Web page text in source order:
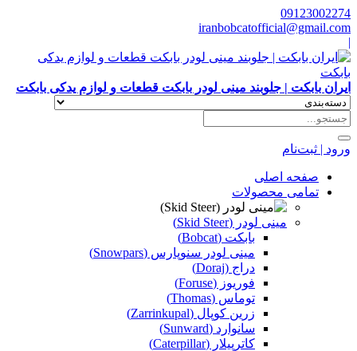
09123002274
iranbobcatofficial@gmail.com
|
ایران بابکت | جلوبند مینی لودر بابکت قطعات و لوازم یدکی بابکت
ورود | ثبت‌نام
صفحه اصلی
تمامی محصولات
مینی لودر (Skid Steer)
بابکت (Bobcat)
مینی لودر سنوپارس (Snowpars)
دراج (Doraj)
فوریوز (Foruse)
توماس (Thomas)
زرین کوپال (Zarrinkupal)
سانوارد (Sunward)
کاترپیلار (Caterpillar)